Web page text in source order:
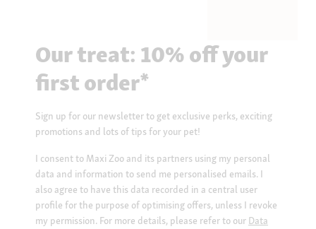
Our treat: 10% off your
first order*
Sign up for our newsletter to get exclusive perks, exciting
promotions and lots of tips for your pet!
I consent to Maxi Zoo and its partners using my personal
data and information to send me personalised emails. I
also agree to have this data recorded in a central user
profile for the purpose of optimising offers, unless I revoke
my permission. For more details, please refer to our Data